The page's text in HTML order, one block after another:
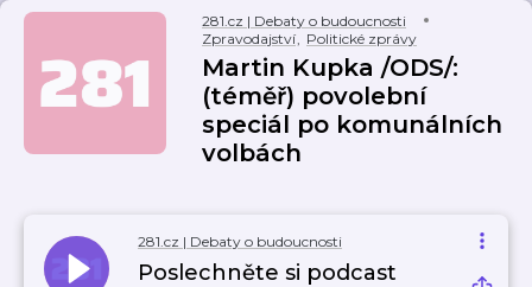
281.cz | Debaty o budoucnosti
Zpravodajství, Politické zprávy
Martin Kupka /ODS/:
(téměř) povolební
speciál po komunálních
volbách
281.cz | Debaty o budoucnosti
Poslechněte si podcast